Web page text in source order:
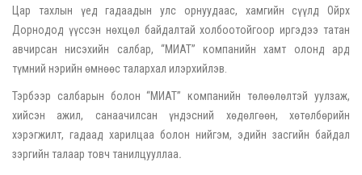
Цар тахлын үед гадаадын улс орнуудаас, хамгийн сүүлд Ойрх
Дорнодод үүссэн нөхцөл байдалтай холбоотойгоор иргэдээ татан
авчирсан нисэхийн салбар, “МИАТ” компанийн хамт олонд ард
түмний нэрийн өмнөөс талархал илэрхийлэв.
Тэрбээр салбарын болон “МИАТ” компанийн төлөөлөлтэй уулзаж,
хийсэн ажил, санаачилсан үндэсний хөдөлгөөн, хөтөлбөрийн
хэрэгжилт, гадаад харилцаа болон нийгэм, эдийн засгийн байдал
зэргийн талаар товч танилцууллаа.